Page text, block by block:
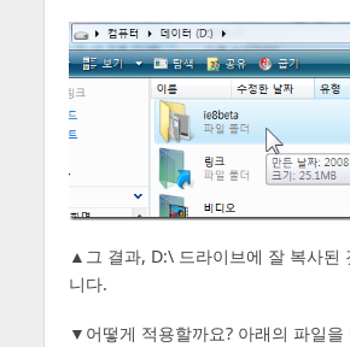
▲그 결과, D:\ 드라이브에 잘 복사된
니다.
▼어떻게 적용할까요? 아래의 파일을